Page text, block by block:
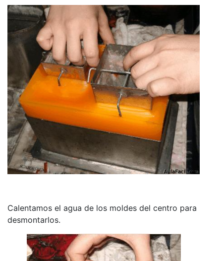
Calentamos el agua de los moldes del centro para
desmontarlos.